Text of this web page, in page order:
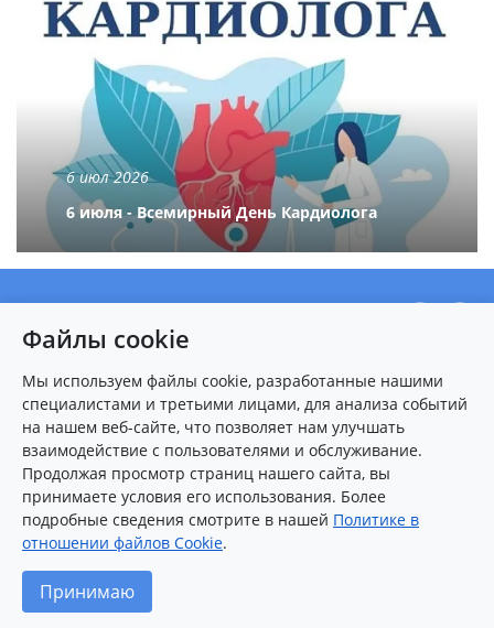
6 июл 2026
6 июля - Всемирный День Кардиолога
О центре
Новости
Пациентам
Карта сайта
Контакты
8 (8412) 25-54-77(многоканальный)
2026 © Федеральный центр сердечно-сосудистой хирургии
(г.Пенза)
Файлы cookie
Мы используем файлы cookie, разработанные нашими
специалистами и третьими лицами, для анализа событий
на нашем веб-сайте, что позволяет нам улучшать
взаимодействие с пользователями и обслуживание.
Продолжая просмотр страниц нашего сайта, вы
принимаете условия его использования. Более
подробные сведения смотрите в нашей Политике в
отношении файлов Cookie.
Принимаю